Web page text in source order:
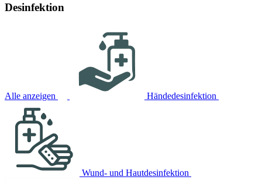
Desinfektion
Alle anzeigen Händedesinfektion
Wund- und Hautdesinfektion